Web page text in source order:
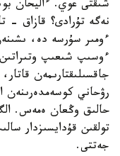
شىقتى عوي. ءاليحان
نەگە تۇرادى؟ قازاق -
ءومىر سۇرسە دە،
ءوسىپ شىعىپ
جاقسىلىقتارىمەن
رۋحاني كوسەمدەرىنەن
حالىق وڭعان ەمەس.
تولقىن قۇدايسىزدار
جەتتى.